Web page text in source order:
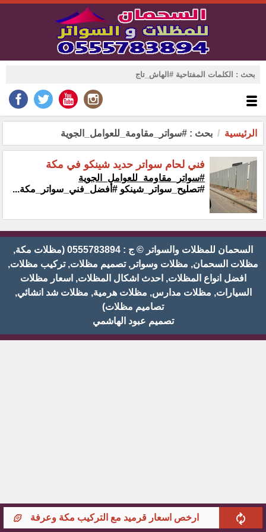
الرئيسية بحث : #سواتر_مقاومة_للعوامل_الجوية
ارخص اسعار قرميد مع التركيب مكة وعرفة
فني لحام سواتر حديد شينكو في مكة
#سواتر_مقاومة_للعوامل_الجوية
#تصليح_سواتر_شينكو #أفضل_فني_سواتر_مكة...
السحمان للمظلات والسواتر © ج : 0555783894 (مظلات مكة,
مظلات السحمان, مظلات وسواتر, تصميم مظلات, تركيب مظلات,
افضل انواع المظلات, احدث اشكال المظلات, اسعار مظلات
السيارات, مظلات مدارس, مظلات هرمية, مظلات شد انشائي,
تصاميم مظلات)
تصميم عبود الهاشمي